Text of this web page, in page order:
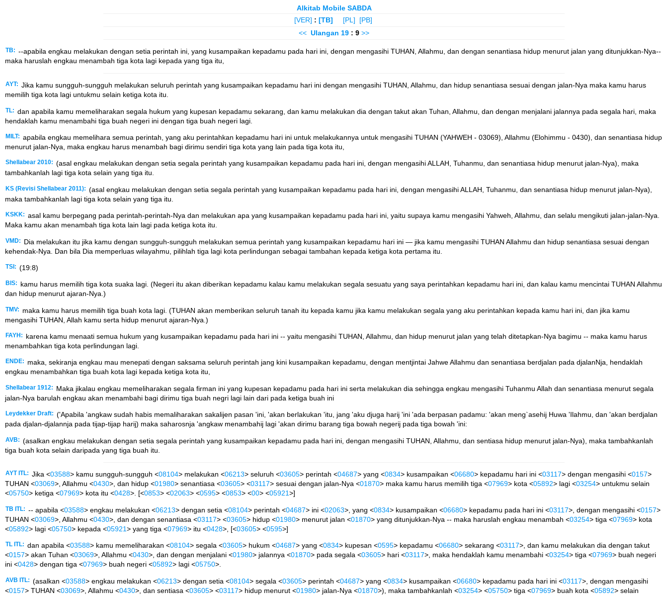
Alkitab Mobile SABDA
[VER] : [TB] [PL]
[PB]
<< Ulangan 19 : 9 >>
TB: --apabila engkau melakukan dengan setia perintah ini, yang kusampaikan kepadamu pada hari ini, dengan mengasihi TUHAN, Allahmu, dan dengan senantiasa hidup menurut jalan yang ditunjukkan-Nya--
maka haruslah engkau menambah tiga kota lagi kepada yang tiga itu,
AYT: Jika kamu sungguh-sungguh melakukan seluruh perintah yang kusampaikan kepadamu hari ini dengan mengasihi TUHAN, Allahmu, dan hidup senantiasa sesuai dengan jalan-Nya maka kamu harus
memilih tiga kota lagi untukmu selain ketiga kota itu.
TL: dan apabila kamu memeliharakan segala hukum yang kupesan kepadamu sekarang, dan kamu melakukan dia dengan takut akan Tuhan, Allahmu, dan dengan menjalani jalannya pada segala hari, maka
hendaklah kamu menambahi tiga buah negeri ini dengan tiga buah negeri lagi.
MILT: apabila engkau memelihara semua perintah, yang aku perintahkan kepadamu hari ini untuk melakukannya untuk mengasihi TUHAN (YAHWEH - 03069), Allahmu (Elohimmu - 0430), dan senantiasa hidup
menurut jalan-Nya, maka engkau harus menambah bagi dirimu sendiri tiga kota yang lain pada tiga kota itu,
Shellabear 2010: (asal engkau melakukan dengan setia segala perintah yang kusampaikan kepadamu pada hari ini, dengan mengasihi ALLAH, Tuhanmu, dan senantiasa hidup menurut jalan-Nya), maka
tambahkanlah lagi tiga kota selain yang tiga itu.
KS (Revisi Shellabear 2011): (asal engkau melakukan dengan setia segala perintah yang kusampaikan kepadamu pada hari ini, dengan mengasihi ALLAH, Tuhanmu, dan senantiasa hidup menurut jalan-Nya),
maka tambahkanlah lagi tiga kota selain yang tiga itu.
KSKK: asal kamu berpegang pada perintah-perintah-Nya dan melakukan apa yang kusampaikan kepadamu pada hari ini, yaitu supaya kamu mengasihi Yahweh, Allahmu, dan selalu mengikuti jalan-jalan-Nya.
Maka kamu akan menambah tiga kota lain lagi pada ketiga kota itu.
VMD:
Dia melakukan itu jika kamu dengan sungguh-sungguh melakukan semua perintah yang kusampaikan kepadamu hari ini — jika kamu mengasihi TUHAN Allahmu dan hidup senantiasa sesuai dengan
kehendak-Nya. Dan bila Dia memperluas wilayahmu, pilihlah tiga lagi kota perlindungan sebagai tambahan kepada ketiga kota pertama itu.
TSI: (19:8)
BIS:
kamu harus memilih tiga kota suaka lagi. (Negeri itu akan diberikan kepadamu kalau kamu melakukan segala sesuatu yang saya perintahkan kepadamu hari ini, dan kalau kamu mencintai TUHAN Allahmu
dan hidup menurut ajaran-Nya.)
TMV:
maka kamu harus memilih tiga buah kota lagi. (TUHAN akan memberikan seluruh tanah itu kepada kamu jika kamu melakukan segala yang aku perintahkan kepada kamu hari ini, dan jika kamu
mengasihi TUHAN, Allah kamu serta hidup menurut ajaran-Nya.)
FAYH:
karena kamu menaati semua hukum yang kusampaikan kepadamu pada hari ini -- yaitu mengasihi TUHAN, Allahmu, dan hidup menurut jalan yang telah ditetapkan-Nya bagimu -- maka kamu harus
menambahkan tiga kota perlindungan lagi.
ENDE:
maka, sekiranja engkau mau menepati dengan saksama seluruh perintah jang kini kusampaikan kepadamu, dengan mentjintai Jahwe Allahmu dan senantiasa berdjalan pada djalanNja, hendaklah
engkau menambahkan tiga buah kota lagi kepada ketiga kota itu,
Shellabear 1912:
Maka jikalau engkau memeliharakan segala firman ini yang kupesan kepadamu pada hari ini serta melakukan dia sehingga engkau mengasihi Tuhanmu Allah dan senantiasa menurut segala
jalan-Nya barulah engkau akan menambahi bagi dirimu tiga buah negri lagi lain dari pada ketiga buah ini
Leydekker Draft: ('Apabila 'angkaw sudah habis memaliharakan sakalijen pasan 'ini, 'akan berlakukan 'itu, jang 'aku djuga harij 'ini 'ada berpasan padamu: 'akan meng`asehij Huwa 'Ilahmu, dan 'akan berdjalan
pada djalan-djalannja pada tijap-tijap harij) maka saharosnja 'angkaw menambahij lagi 'akan dirimu barang tiga bowah negerij pada tiga bowah 'ini:
AVB: (asalkan engkau melakukan dengan setia segala perintah yang kusampaikan kepadamu pada hari ini, dengan mengasihi TUHAN, Allahmu, dan sentiasa hidup menurut jalan-Nya), maka tambahkanlah
tiga buah kota selain daripada yang tiga buah itu.
AYT ITL: Jika <03588> kamu sungguh-sungguh <08104> melakukan <06213> seluruh <03605> perintah <04687> yang <0834> kusampaikan <06680> kepadamu hari ini <03117> dengan mengasihi <0157>
TUHAN <03069>, Allahmu <0430>, dan hidup <01980> senantiasa <03605> <03117> sesuai dengan jalan-Nya <01870> maka kamu harus memilih tiga <07969> kota <05892> lagi <03254> untukmu selain
<05750> ketiga <07969> kota itu <0428>. [<0853> <02063> <0595> <0853> <00> <05921>]
TB ITL: -- apabila <03588> engkau melakukan <06213> dengan setia <08104> perintah <04687> ini <02063>, yang <0834> kusampaikan <06680> kepadamu pada hari ini <03117>, dengan mengasihi <0157>
TUHAN <03069>, Allahmu <0430>, dan dengan senantiasa <03117> <03605> hidup <01980> menurut jalan <01870> yang ditunjukkan-Nya -- maka haruslah engkau menambah <03254> tiga <07969> kota
<05892> lagi <05750> kepada <05921> yang tiga <07969> itu <0428>, [<03605> <0595>]
TL ITL: dan apabila <03588> kamu memeliharakan <08104> segala <03605> hukum <04687> yang <0834> kupesan <0595> kepadamu <06680> sekarang <03117>, dan kamu melakukan dia dengan takut
<0157> akan Tuhan <03069>, Allahmu <0430>, dan dengan menjalani <01980> jalannya <01870> pada segala <03605> hari <03117>, maka hendaklah kamu menambahi <03254> tiga <07969> buah negeri
ini <0428> dengan tiga <07969> buah negeri <05892> lagi <05750>.
AVB ITL: (asalkan <03588> engkau melakukan <06213> dengan setia <08104> segala <03605> perintah <04687> yang <0834> kusampaikan <06680> kepadamu pada hari ini <03117>, dengan mengasihi
<0157> TUHAN <03069>, Allahmu <0430>, dan sentiasa <03605> <03117> hidup menurut <01980> jalan-Nya <01870>), maka tambahkanlah <03254> <05750> tiga <07969> buah kota <05892> selain